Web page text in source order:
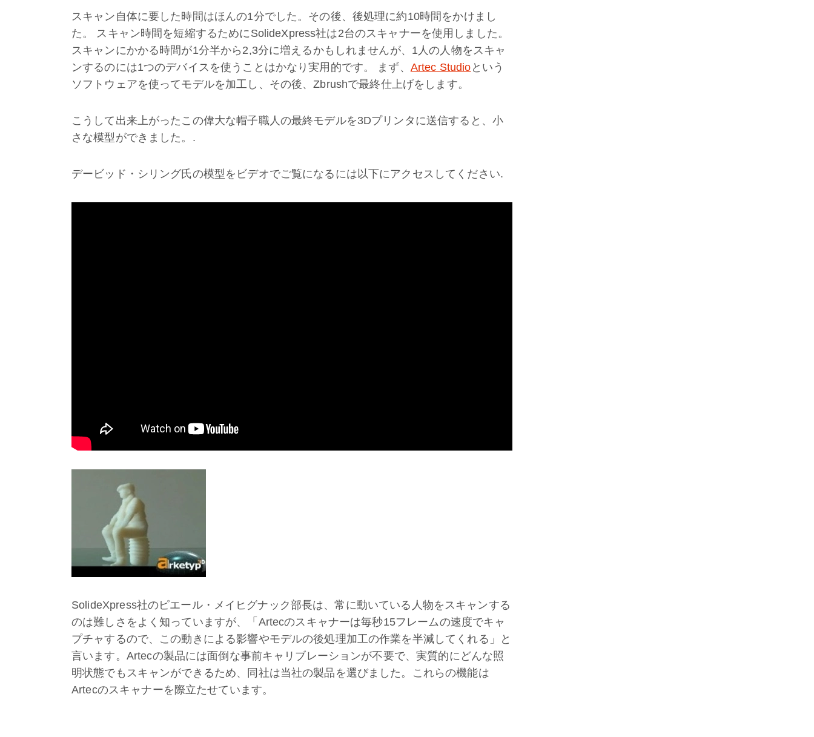
スキャン自体に要した時間はほんの1分でした。その後、後処理に約10時間をかけまし
た。 スキャン時間を短縮するためにSolideXpress社は2台のスキャナーを使用しました。
スキャンにかかる時間が1分半から2,3分に増えるかもしれませんが、1人の人物をスキャ
ンするのには1つのデバイスを使うことはかなり実用的です。 まず、 Artec Studio という
ソフトウェアを使ってモデルを加工し、その後、Zbrushで最終仕上げをします。
こうして出来上がったこの偉大な帽子職人の最終モデルを3Dプリンタに送信すると、小
さな模型ができました。.
デービッド・シリング氏の模型をビデオでご覧になるには以下にアクセスしてください.
SolideXpress社のピエール・メイヒグナック部長は、常に動いている人物をスキャンする
のは難しさをよく知っていますが、「Artecのスキャナーは毎秒15フレームの速度でキャ
プチャするので、この動きによる影響やモデルの後処理加工の作業を半減してくれる」と
言います。Artecの製品には面倒な事前キャリブレーションが不要で、実質的にどんな照
明状態でもスキャンができるため、同社は当社の製品を選びました。これらの機能は
Artecのスキャナーを際立たせています。